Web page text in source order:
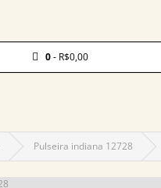
0- R$0,00
Pulseira indiana 12728